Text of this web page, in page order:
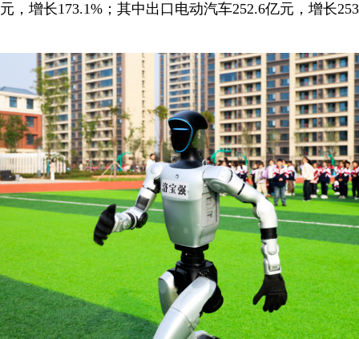
元，增长173.1%；其中出口电动汽车252.6亿元，增长